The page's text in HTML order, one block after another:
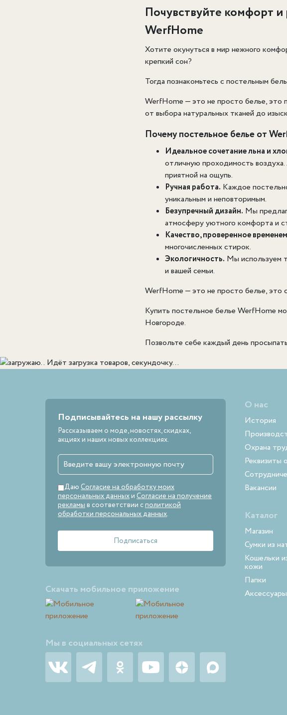
Почувствуйте комфорт
WerfHome
Хотите окунуться в мир нежного
крепкий сон?
Тогда познакомьтесь с постельным
WerfHome — это не просто белье, это
от выбора натуральных тканей до
Почему постельное белье от
Идеальное сочетание льна и
отличную проходимость воздуха.
приятной на ощупь.
Ручная работа. Каждое
уникальным и неповторимым.
Безупречный дизайн. Мы
атмосферу уютного комфорта и
Качество, проверенное
многочисленных стирок.
Экологичность. Мы используем
и вашей семьи.
WerfHome — это не просто белье, это
Купить постельное белье WerfHome
Новгороде.
Позвольте себе каждый день
Идёт загрузка товаров, секундочку...
Подписывайтесь на нашу рассылку
Рассказываем о моде, новостях, скидках,
акциях и наших новых коллекциях.
Даю Согласие на обработку моих
персональных данныхи Согласие на получение
рекламыв соответствии сполитикой
обработки персональных данных.
Скачать мобильное приложение
Мы в социальных сетях
О нас
История
Охрана
Реквизиты
Вакансии
Каталог
Магазин
Сумки из
Кошельки
кожи
Папки
Аксессуары